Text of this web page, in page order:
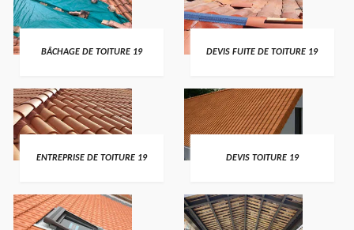
BÂCHAGE DE TOITURE 19 DEVIS FUITE DE TOITURE 19
ENTREPRISE DE TOITURE 19 DEVIS TOITURE 19